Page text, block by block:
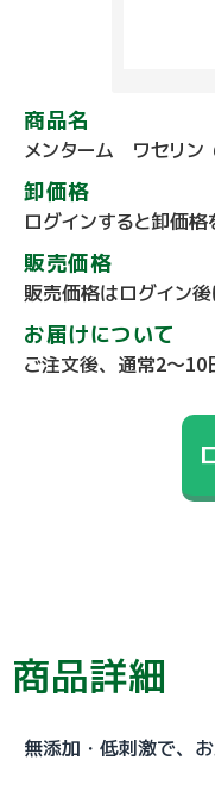
商品名
メンターム ワセリン
卸価格
ログインすると卸価格
販売価格
販売価格はログイン後
お届けについて
ご注文後、通常2～10
商品詳細
無添加・低刺激で、